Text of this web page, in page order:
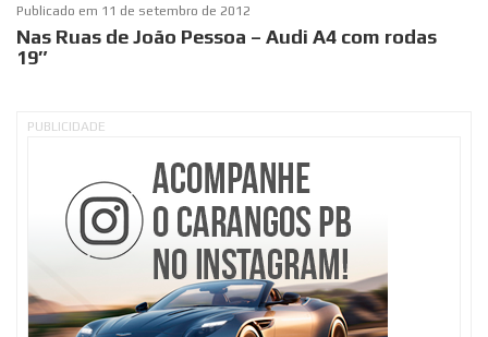
Publicado em 11 de setembro de 2012
Nas Ruas de João Pessoa – Audi A4 com rodas
19″
PUBLICIDADE